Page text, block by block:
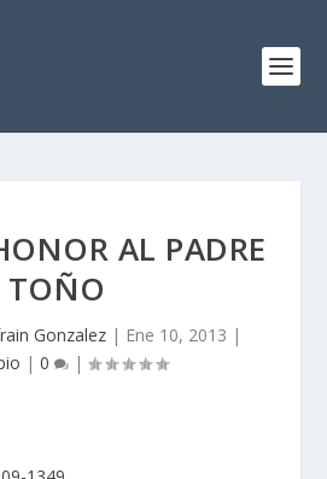
AL PADRE
TOÑO
Gonzalez | Ene 10, 2013 |
| 0 |